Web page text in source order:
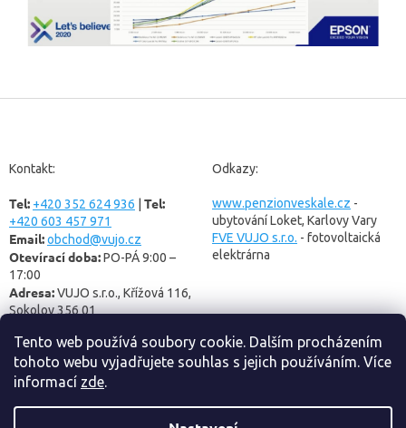
Tento web používá soubory cookie. Dalším procházením
tohoto webu vyjadřujete souhlas s jejich používáním. Více
informací zde.
Kontakt:
Tel: +420 352 624 936 Tel:
+420 603 457 971
Email:obchod@vujo.cz
Otevírací doba:PO-PÁ 9:00 –
17:00
Adresa:VUJO s.r.o., Křížová 116,
Sokolov 356 01
Odkazy:
www.penzionveskale.cz -
ubytování Loket, Karlovy Vary
FVE VUJO s.r.o. - fotovoltaická
elektrárna